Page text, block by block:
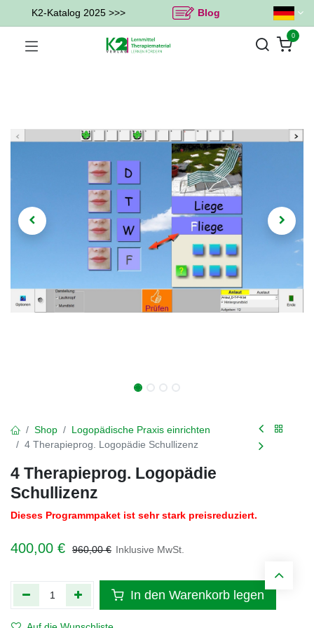
K2-Katalog 2025 >>> Blog
0
Shop
Logopädische Praxis einrichten
4 Therapieprog. Logopädie Schullizenz
4 Therapieprog. Logopädie
Schullizenz
Dieses Programmpaket ist sehr stark preisreduziert.
400,00 € 960,00€ Inklusive MwSt.
In den Warenkorb legen